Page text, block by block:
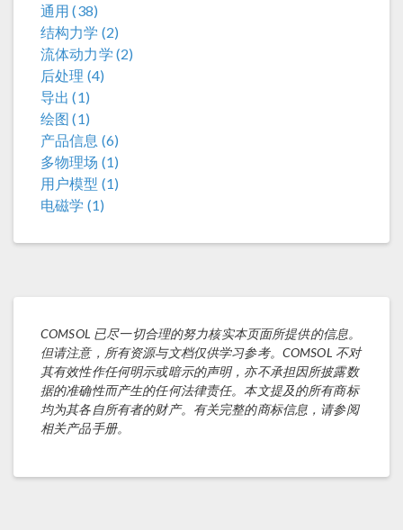
通用 (38)
结构力学 (2)
流体动力学 (2)
后处理 (4)
导出 (1)
绘图 (1)
产品信息 (6)
多物理场 (1)
用户模型 (1)
电磁学 (1)
COMSOL 已尽一切合理的努力核实本页面所提供的信息。
但请注意，所有资源与文档仅供学习参考。COMSOL 不对
其有效性作任何明示或暗示的声明，亦不承担因所披露数
据的准确性而产生的任何法律责任。本文提及的所有商标
均为其各自所有者的财产。有关完整的商标信息，请参阅
相关产品手册。